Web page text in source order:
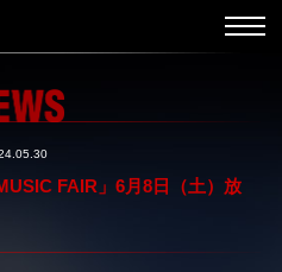
FAIR」6月8日（土）放